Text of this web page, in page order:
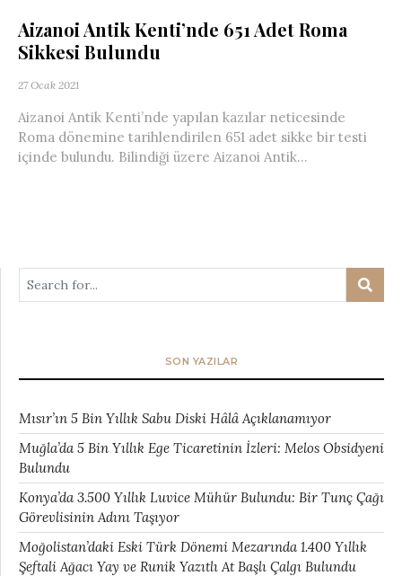
Aizanoi Antik Kenti’nde 651 Adet Roma
Sikkesi Bulundu
27 Ocak 2021
Aizanoi Antik Kenti’nde yapılan kazılar neticesinde
Roma dönemine tarihlendirilen 651 adet sikke bir testi
içinde bulundu. Bilindiği üzere Aizanoi Antik...
SON YAZILAR
Mısır’ın 5 Bin Yıllık Sabu Diski Hâlâ Açıklanamıyor
Muğla’da 5 Bin Yıllık Ege Ticaretinin İzleri: Melos Obsidyeni
Bulundu
Konya’da 3.500 Yıllık Luvice Mühür Bulundu: Bir Tunç Çağı
Görevlisinin Adını Taşıyor
Moğolistan’daki Eski Türk Dönemi Mezarında 1.400 Yıllık
Şeftali Ağacı Yay ve Runik Yazıtlı At Başlı Çalgı Bulundu